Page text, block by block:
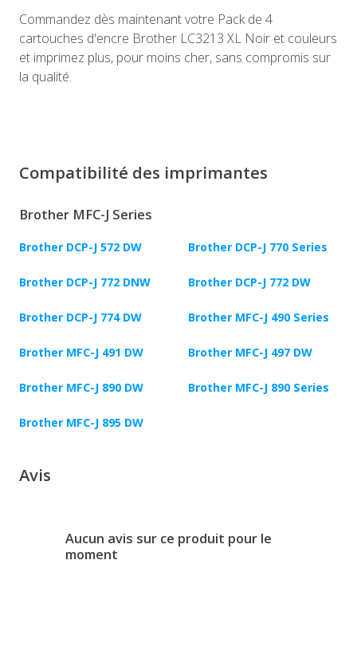
Commandez dès maintenant votre Pack de 4
cartouches d'encre Brother LC3213 XL Noir et couleurs
et imprimez plus, pour moins cher, sans compromis sur
la qualité.
Compatibilité des imprimantes
Brother MFC-J Series
Brother DCP-J 572 DW Brother DCP-J 770 Series
Brother DCP-J 772 DNW Brother DCP-J 772 DW
Brother DCP-J 774 DW Brother MFC-J 490 Series
Brother MFC-J 491 DW Brother MFC-J 497 DW
Brother MFC-J 890 DW Brother MFC-J 890 Series
Brother MFC-J 895 DW
Avis
Aucun avis sur ce produit pour le
moment